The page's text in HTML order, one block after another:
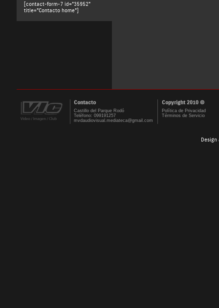
[contact-form-7 id="35952"
title="Contacto home"]
Contacto Copyright 2010 ©
Castillo del Parque Rodó
Teléfono: 099191257
mvdaudiovisual.mediateca@gmail.com
Política de Privacidad
Términos de Servicio